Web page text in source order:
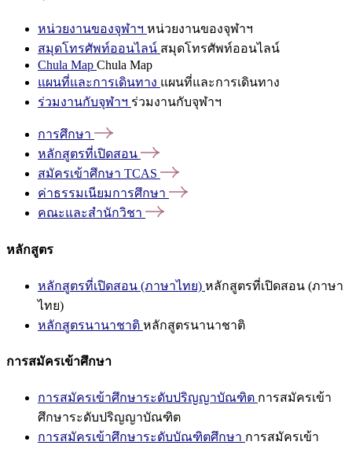
หน่วยงานของจุฬาฯ หน่วยงานของจุฬาฯ
สมุดโทรศัพท์ออนไลน์ สมุดโทรศัพท์ออนไลน์
Chula Map Chula Map
แผนที่และการเดินทาง แผนที่และการเดินทาง
ร่วมงานกับจุฬาฯ ร่วมงานกับจุฬาฯ
การศึกษา
หลักสูตรที่เปิดสอน
สมัครเข้าศึกษา TCAS
ค่าธรรมเนียมการศึกษา
คณะและสำนักวิชา
หลักสูตร
หลักสูตรที่เปิดสอน (ภาษาไทย) หลักสูตรที่เปิดสอน (ภาษา
ไทย)
หลักสูตรนานาชาติ หลักสูตรนานาชาติ
การสมัครเข้าศึกษา
การสมัครเข้าศึกษาระดับปริญญาบัณฑิต การสมัครเข้า
ศึกษาระดับปริญญาบัณฑิต
การสมัครเข้าศึกษาระดับบัณฑิตศึกษา การสมัครเข้า